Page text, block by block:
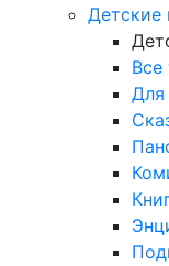
Детские
Все
Для